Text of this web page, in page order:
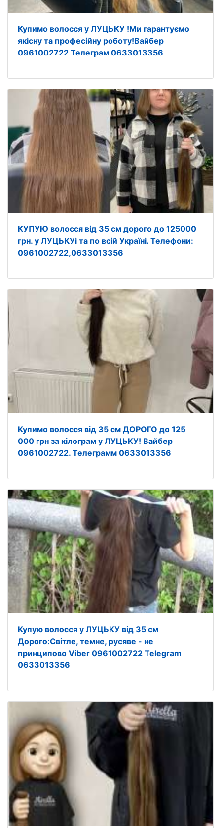
Купимо волосся у ЛУЦЬКУ !Ми гарантуємо
якісну та професійну роботу!Вайбер
0961002722 Телеграм 0633013356
КУПУЮ волосся від 35 см дорого до 125000
грн. у ЛУЦЬКУі та по всій Україні. Телефони:
0961002722,0633013356
Купимо волосся від 35 см ДОРОГО до 125
000 грн за кілограм у ЛУЦЬКУ! Вайбер
0961002722. Телеграмм 0633013356
Купую волосся у ЛУЦЬКУ від 35 см
Дорого:Світле, темне, русяве - не
принципово Viber 0961002722 Telegram
0633013356